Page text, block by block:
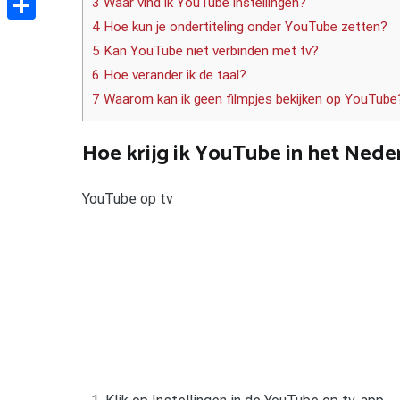
4 Hoe kun je ondertiteling onder YouTube zetten?
5 Kan YouTube niet verbinden met tv?
6 Hoe verander ik de taal?
7 Waarom kan ik geen filmpjes bekijken op
Hoe krijg ik YouTube in het
YouTube op tv